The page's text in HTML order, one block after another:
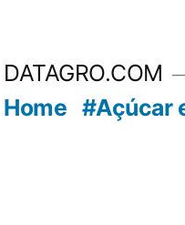
DATAGRO.COM
Home #Açúcar